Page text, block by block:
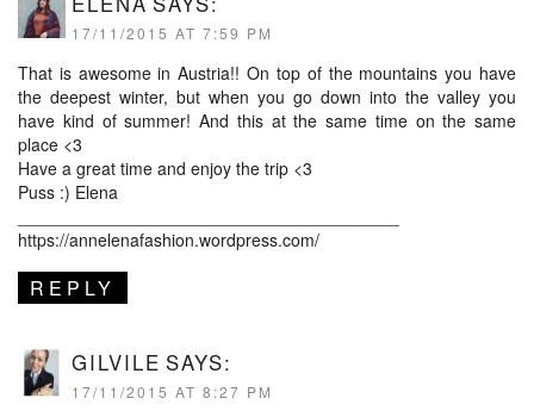
17/11/2015 AT 7:59 PM
That is awesome in Austria!! On top of the mountains you have
the deepest winter, but when you go down into the valley you
have kind of summer! And this at the same time on the same
place <3
Have a great time and enjoy the trip <3
Puss :) Elena
https://annelenafashion.wordpress.com/
REPLY
GILVILE SAYS:
17/11/2015 AT 8:27 PM